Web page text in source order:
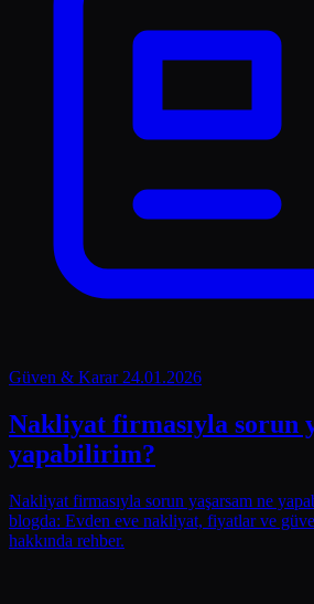
Güven & Karar 24.01.2026
Nakliyat firmasıyla sorun
yapabilirim?
Nakliyat firmasıyla sorun yaşarsam ne
blogda: Evden eve nakliyat, fiyatlar ve
hakkında rehber.